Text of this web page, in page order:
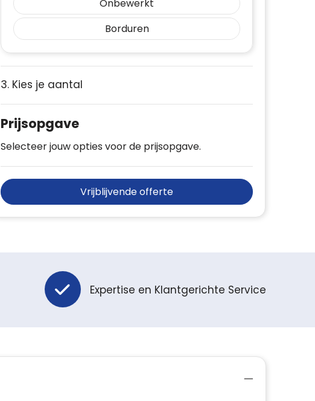
Onbewerkt
Borduren
3. Kies je aantal
Prijsopgave
Selecteer jouw opties voor de prijsopgave.
Vrijblijvende offerte
Expertise en Klantgerichte Service